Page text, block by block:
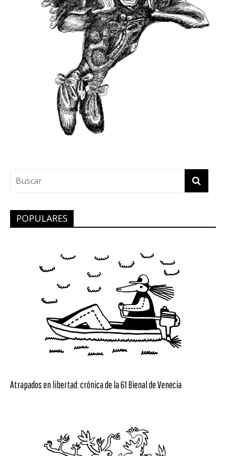
POPULARES
Atrapados en libertad: crónica de la 61 Bienal de Venecia